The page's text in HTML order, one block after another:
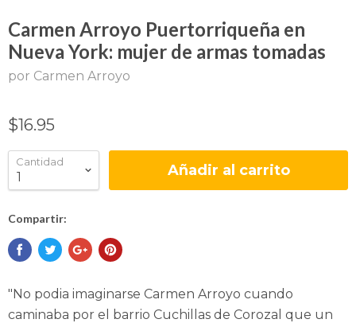
Carmen Arroyo Puertorriqueña en
Nueva York: mujer de armas tomadas
por Carmen Arroyo
$16.95
Cantidad Añadir al carrito
Compartir:
"No podia imaginarse Carmen Arroyo cuando
caminaba por el barrio Cuchillas de Corozal que un